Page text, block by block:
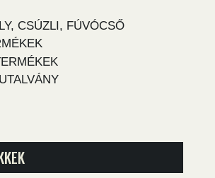
CSÚZLI, FÚVÓCSŐ